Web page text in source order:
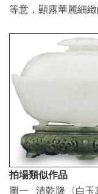
等意，顯露華麗細緻
拍場類似作品
圖一 清乾隆〈白玉